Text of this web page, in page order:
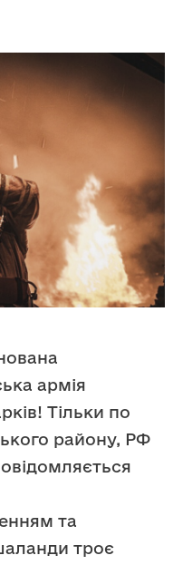
армія
Тільки по
району, РФ
та
троє